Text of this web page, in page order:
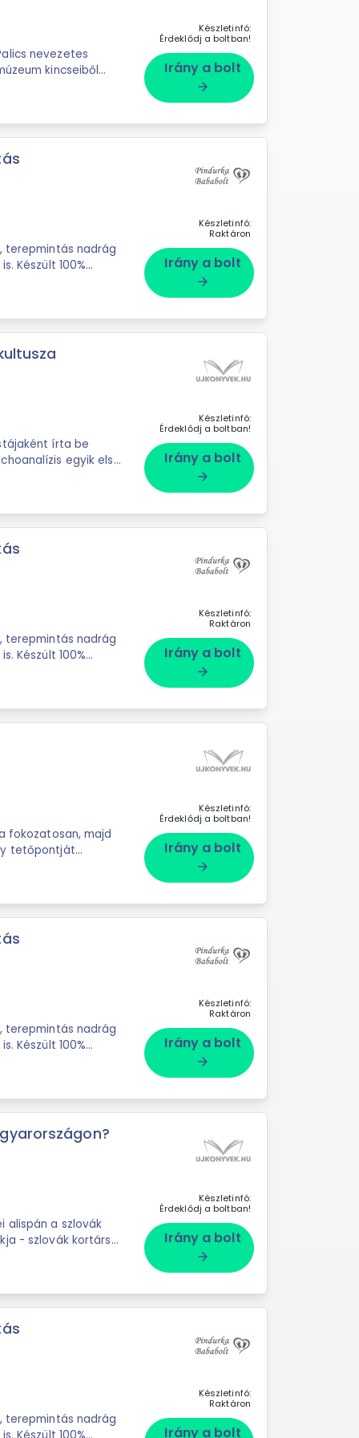
nevezetes
kincseiből
Készletinfó:
Érdeklődj a boltban!
Irány a bolt
arrow_forward
terepmintás nadrág
Készült 100%
Készletinfó:
Raktáron
Irány a bolt
arrow_forward
írta be
egyik első
Készletinfó:
Érdeklődj a boltban!
Irány a bolt
arrow_forward
terepmintás nadrág
Készült 100%
Készletinfó:
Raktáron
Irány a bolt
arrow_forward
fokozatosan, majd
tetőpontját
Készletinfó:
Érdeklődj a boltban!
Irány a bolt
arrow_forward
terepmintás nadrág
Készült 100%
Készletinfó:
Raktáron
Irány a bolt
arrow_forward
alispán a szlovák
- szlovák kortársai
Készletinfó:
Érdeklődj a boltban!
Irány a bolt
arrow_forward
terepmintás nadrág
Készletinfó:
Raktáron
Irány a bolt